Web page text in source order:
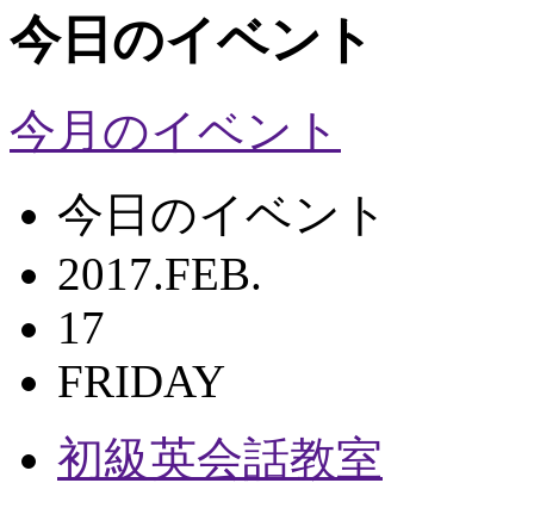
今日のイベント
今月のイベント
今日のイベント
2017.FEB.
17
FRIDAY
初級英会話教室